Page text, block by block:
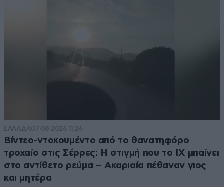
ΕΛΛΑΔΑ07·08·2026 11:26
Βίντεο-ντοκουμέντο από το θανατηφόρο
τροχαίο στις Σέρρες: Η στιγμή που το ΙΧ μπαίνει
στο αντίθετο ρεύμα – Ακαριαία πέθαναν γιος
και μητέρα